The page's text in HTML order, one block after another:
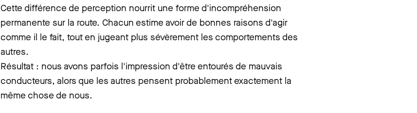
Cette différence de perception nourrit une forme d'incompréhension
permanente sur la route. Chacun estime avoir de bonnes raisons d'agir
comme il le fait, tout en jugeant plus sévèrement les comportements des
autres.
Résultat : nous avons parfois l'impression d'être entourés de mauvais
conducteurs, alors que les autres pensent probablement exactement la
même chose de nous.